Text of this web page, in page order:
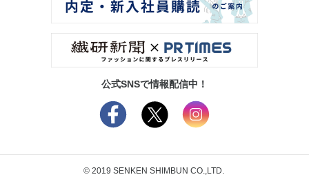
公式SNSで情報配信中！
© 2019 SENKEN SHIMBUN CO.,LTD.